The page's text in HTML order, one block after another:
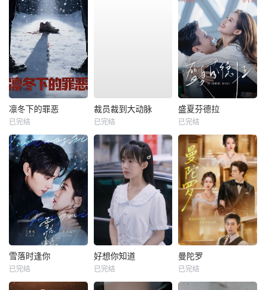
凛冬下的罪恶
已完结
裁员裁到大动脉
已完结
盛夏芬德拉
已完结
雪落时逢你
已完结
好想你知道
已完结
曼陀罗
已完结